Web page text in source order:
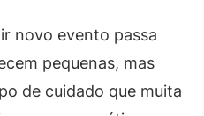
novo evento passa
pequenas, mas
de cuidado que muita